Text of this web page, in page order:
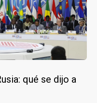
qué se dijo a